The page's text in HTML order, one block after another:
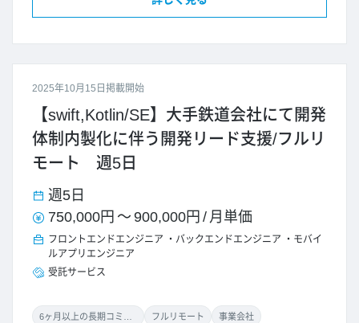
2025年10月15日掲載開始
【swift,Kotlin/SE】大手鉄道会社にて開発
体制内製化に伴う開発リード支援/フルリ
モート 週5日
週5日
750,000円 ～ 900,000円 / 月単価
フロントエンドエンジニア バックエンドエンジニア
モバイ
ルアプリエンジニア
受託サービス
フルリモート 事業会社